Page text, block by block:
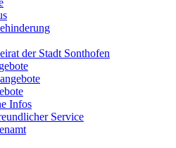
der Stadt Sonthofen
Infos
Service